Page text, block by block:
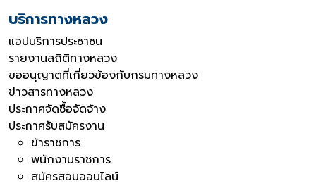
บริการทางหลวง
แอปบริการประชาชน
รายงานสถิติทางหลวง
ขออนุญาตที่เกี่ยวข้องกับกรมทางหลวง
ข่าวสารทางหลวง
ประกาศจัดซื้อจัดจ้าง
ประกาศรับสมัครงาน
ข้าราชการ
พนักงานราชการ
สมัครสอบออนไลน์